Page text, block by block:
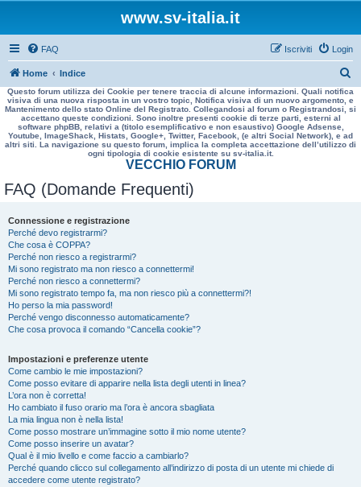
www.sv-italia.it
FAQ Login
Iscriviti
Home Indice
e
r
a
Questo forum utilizza dei Cookie per tenere traccia di alcune informazioni. Quali notifica
visiva di una nuova risposta in un vostro topic, Notifica visiva di un nuovo argomento, e
Mantenimento dello stato Online del Registrato. Collegandosi al forum o Registrandosi, si
accettano queste condizioni. Sono inoltre presenti cookie di terze parti, esterni al
software phpBB, relativi a (titolo esemplificativo e non esaustivo) Google Adsense,
Youtube, ImageShack, Histats, Google+, Twitter, Facebook, (e altri Social Network), e ad
altri siti. La navigazione su questo forum, implica la completa accettazione dell’utilizzo di
ogni tipologia di cookie esistente su sv-italia.it.
VECCHIO FORUM
FAQ (Domande Frequenti)
Connessione e registrazione
Perché devo registrarmi?
Che cosa è COPPA?
Perché non riesco a registrarmi?
Mi sono registrato ma non riesco a connettermi!
Perché non riesco a connettermi?
Mi sono registrato tempo fa, ma non riesco più a connettermi?!
Ho perso la mia password!
Perché vengo disconnesso automaticamente?
Che cosa provoca il comando “Cancella cookie”?
Impostazioni e preferenze utente
Come cambio le mie impostazioni?
Come posso evitare di apparire nella lista degli utenti in linea?
L’ora non è corretta!
Ho cambiato il fuso orario ma l’ora è ancora sbagliata
La mia lingua non è nella lista!
Come posso mostrare un’immagine sotto il mio nome utente?
Come posso inserire un avatar?
Qual è il mio livello e come faccio a cambiarlo?
Perché quando clicco sul collegamento all’indirizzo di posta di un utente mi chiede di
accedere come utente registrato?